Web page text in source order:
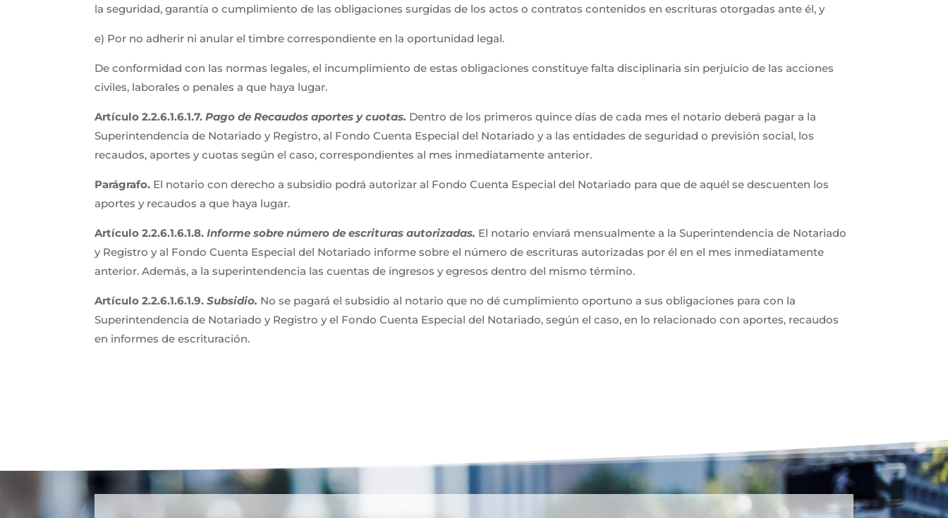
la seguridad, garantía o cumplimiento de las obligaciones surgidas de los actos o contratos contenidos en escrituras otorgadas ante él, y
e) Por no adherir ni anular el timbre correspondiente en la oportunidad legal.
De conformidad con las normas legales, el incumplimiento de estas obligaciones constituye falta disciplinaria sin perjuicio de las acciones
civiles, laborales o penales a que haya lugar.
Artículo 2.2.6.1.6.1.7.Pago de Recaudos aportes y cuotas. Dentro de los primeros quince días de cada mes el notario deberá pagar a la
Superintendencia de Notariado y Registro, al Fondo Cuenta Especial del Notariado y a las entidades de seguridad o previsión social, los
recaudos, aportes y cuotas según el caso, correspondientes al mes inmediatamente anterior.
Parágrafo. El notario con derecho a subsidio podrá autorizar al Fondo Cuenta Especial del Notariado para que de aquél se descuenten los
aportes y recaudos a que haya lugar.
Artículo 2.2.6.1.6.1.8.Informe sobre número de escrituras autorizadas. El notario enviará mensualmente a la Superintendencia de Notariado
y Registro y al Fondo Cuenta Especial del Notariado informe sobre el número de escrituras autorizadas por él en el mes inmediatamente
anterior. Además, a la superintendencia las cuentas de ingresos y egresos dentro del mismo término.
Artículo 2.2.6.1.6.1.9.Subsidio. No se pagará el subsidio al notario que no dé cumplimiento oportuno a sus obligaciones para con la
Superintendencia de Notariado y Registro y el Fondo Cuenta Especial del Notariado, según el caso, en lo relacionado con aportes, recaudos
en informes de escrituración.